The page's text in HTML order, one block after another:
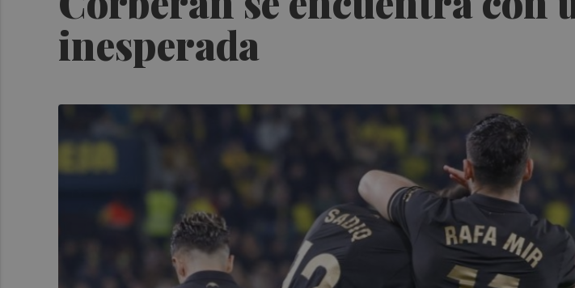
inesperada